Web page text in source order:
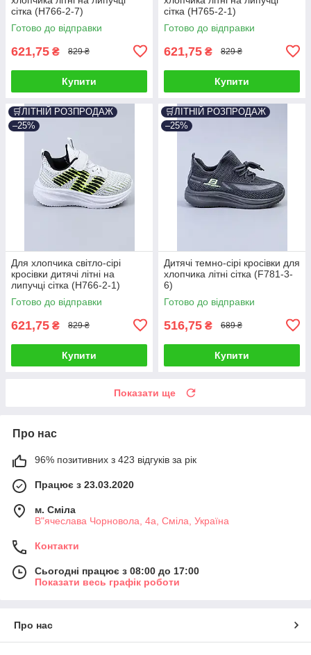
сітка (H766-2-7)
Готово до відправки
621,75 ₴ 829 ₴
Купити
сітка (H765-2-1)
Готово до відправки
621,75 ₴ 829 ₴
Купити
🛒ЛІТНІЙ РОЗПРОДАЖ
–25%
Для хлопчика світло-сірі
кросівки дитячі літні на
липучці сітка (H766-2-1)
Готово до відправки
621,75 ₴ 829 ₴
Купити
🛒ЛІТНІЙ РОЗПРОДАЖ
–25%
Дитячі темно-сірі кросівки для
хлопчика літні сітка (F781-3-
6)
Готово до відправки
516,75 ₴ 689 ₴
Купити
Показати ще
Про нас
96% позитивних з 423 відгуків за рік
Працює з 23.03.2020
м. Сміла
В"ячеслава Чорновола, 4а, Сміла, Україна
Контакти
Сьогодні працює з 08:00 до 17:00
Показати весь графік роботи
Про нас